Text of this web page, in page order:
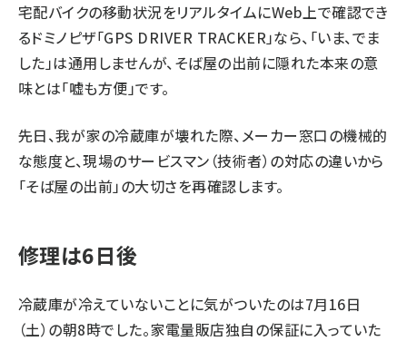
宅配バイクの移動状況をリアルタイムにWeb上で確認でき
るドミノピザ「GPS DRIVER TRACKER」なら、「いま、でま
した」は通用しませんが、そば屋の出前に隠れた本来の意
味とは「嘘も方便」です。
先日、我が家の冷蔵庫が壊れた際、メーカー窓口の機械的
な態度と、現場のサービスマン（技術者）の対応の違いから
「そば屋の出前」の大切さを再確認します。
修理は6日後
冷蔵庫が冷えていないことに気がついたのは7月16日
（土）の朝8時でした。家電量販店独自の保証に入っていた